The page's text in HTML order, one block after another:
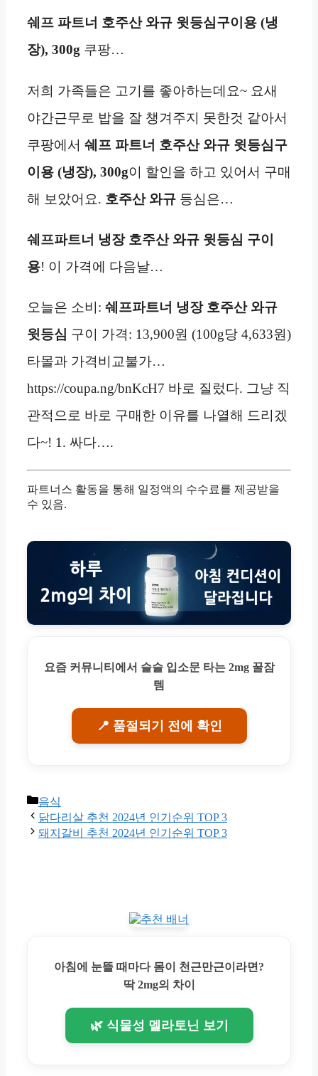
쉐프 파트너 호주산 와규 윗등심구이용 (냉
장), 300g 쿠팡…
저희 가족들은 고기를 좋아하는데요~ 요새
야간근무로 밥을 잘 챙겨주지 못한것 같아서
쿠팡에서 쉐프 파트너 호주산 와규 윗등심구
이용 (냉장), 300g이 할인을 하고 있어서 구매
해 보았어요. 호주산 와규 등심은…
쉐프파트너 냉장 호주산 와규 윗등심 구이
용! 이 가격에 다음날…
오늘은 소비: 쉐프파트너 냉장 호주산 와규
윗등심 구이 가격: 13,900원 (100g당 4,633원)
타몰과 가격비교불가…
https://coupa.ng/bnKcH7 바로 질렀다. 그냥 직
관적으로 바로 구매한 이유를 나열해 드리겠
다~! 1. 싸다….
파트너스 활동을 통해 일정액의 수수료를 제공받을
수 있음.
요즘 커뮤니티에서 슬슬 입소문 타는 2mg 꿀잠
템
📍 품절되기 전에 확인
Categories
음식
닭다리살 추천 2024년 인기순위 TOP 3
돼지갈비 추천 2024년 인기순위 TOP 3
아침에 눈뜰 때마다 몸이 천근만근이라면?
딱 2mg의 차이
🌿 식물성 멜라토닌 보기